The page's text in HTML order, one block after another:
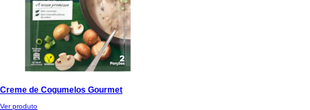
Creme de Cogumelos Gourmet
Ver produto